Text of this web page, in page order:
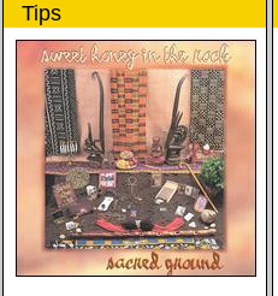
populære reggaestil kaldet
one-drop
Tips